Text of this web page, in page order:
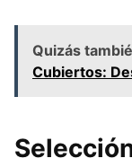
Quizás
Cubiertos: